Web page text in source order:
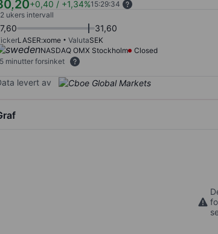
+0,40 / +1,34%15:29:34
ukers intervall
31,60
LASER:xome ValutaSEK
NASDAQ OMX Stockholm
Closed
minutter forsinket
levert av